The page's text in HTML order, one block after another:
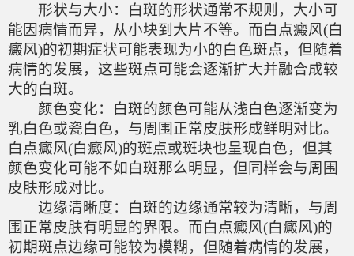
形状与大小：白斑的形状通常不规则，大小可
能因病情而异，从小块到大片不等。而白点癜风(白
癜风)的初期症状可能表现为小的白色斑点，但随着
病情的发展，这些斑点可能会逐渐扩大并融合成较
大的白斑。
颜色变化：白斑的颜色可能从浅白色逐渐变为
乳白色或瓷白色，与周围正常皮肤形成鲜明对比。
白点癜风(白癜风)的斑点或斑块也呈现白色，但其
颜色变化可能不如白斑那么明显，但同样会与周围
皮肤形成对比。
边缘清晰度：白斑的边缘通常较为清晰，与周
围正常皮肤有明显的界限。而白点癜风(白癜风)的
初期斑点边缘可能较为模糊，但随着病情的发展，